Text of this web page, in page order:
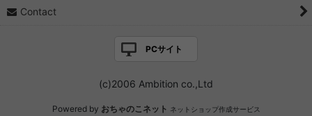
Contact
PCサイト
(c)2006 Ambition co.,Ltd
Powered by おちゃのこネット ネットショップ作成サービス